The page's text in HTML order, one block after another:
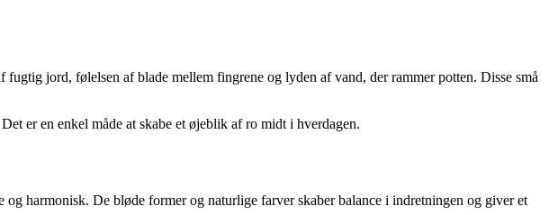
jord, følelsen af blade mellem fingrene og lyden af vand, der rammer potten. Disse små
er en enkel måde at skabe et øjeblik af ro midt i hverdagen.
harmonisk. De bløde former og naturlige farver skaber balance i indretningen og giver et